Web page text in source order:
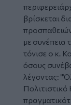
βρίσκεται
προσπαθειών
με συνέπεια
τόνισε ο κ.
όσους
λέγοντας:
Πολιτιστικό